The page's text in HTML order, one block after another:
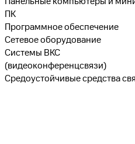
ПК
Программное обеспечение
Сетевое оборудование
Системы ВКС
(видеоконференцсвязи)
Средоустойчивые средства